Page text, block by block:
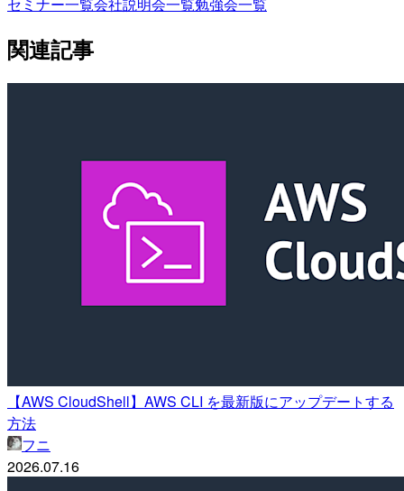
関連記事
【AWS CloudShell】AWS CLI を最新版にアップデートする
方法
フニ
2026.07.16